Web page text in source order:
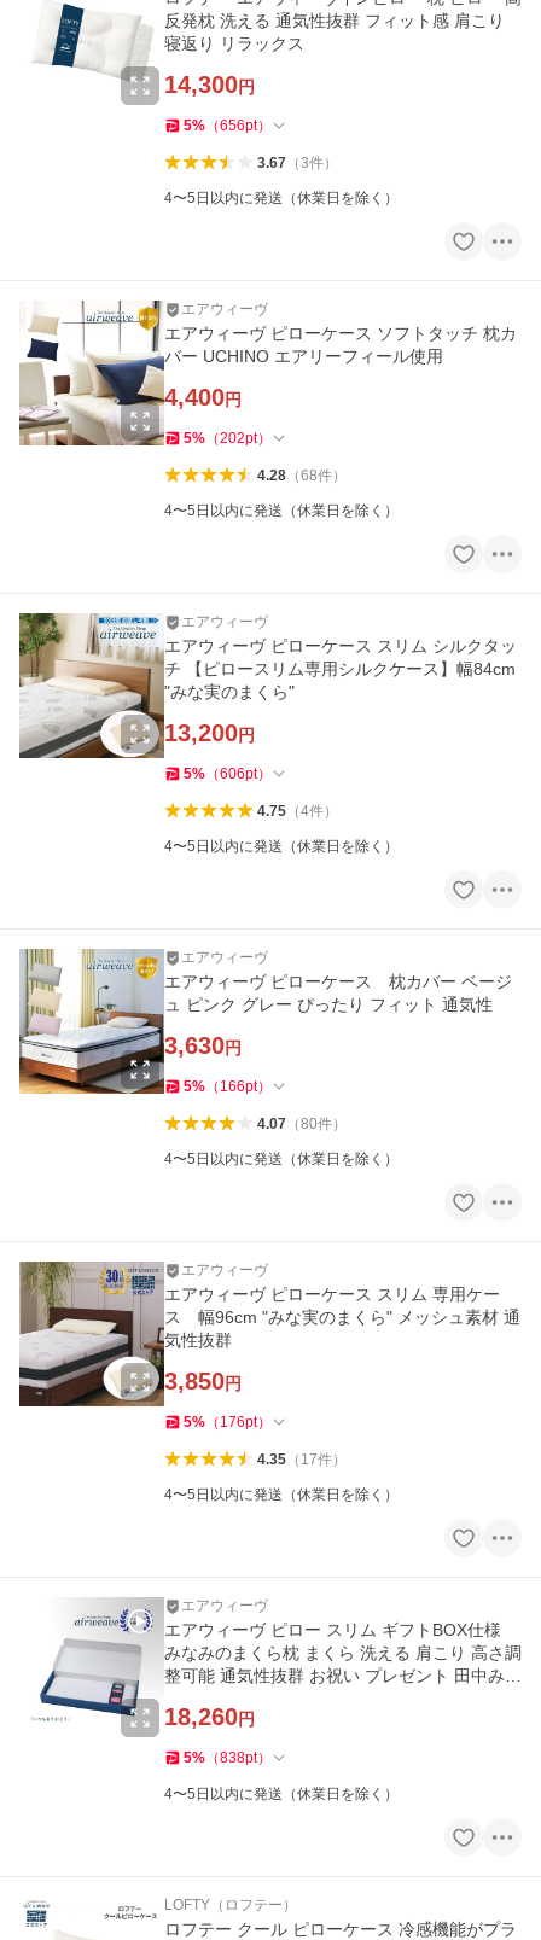
反発枕 洗える 通気性抜群 フィット感 肩こり
寝返り リラックス
14,300円
5% （656pt）
3.67（3件）
4〜5日以内に発送（休業日を除く）
エアウィーヴ
エアウィーヴ ピローケース ソフトタッチ 枕カ
バー UCHINO エアリーフィール使用
4,400円
5% （202pt）
4.28（68件）
4〜5日以内に発送（休業日を除く）
エアウィーヴ
エアウィーヴ ピローケース スリム シルクタッ
チ 【ピロースリム専用シルクケース】幅84cm
"みな実のまくら"
13,200円
5% （606pt）
4.75（4件）
4〜5日以内に発送（休業日を除く）
エアウィーヴ
エアウィーヴ ピローケース 枕カバー ベージ
ュ ピンク グレー ぴったり フィット 通気性
3,630円
5% （ 166pt）
4.07（80件）
4〜5日以内に発送（休業日を除く）
エアウィーヴ
エアウィーヴ ピローケース スリム 専用ケー
ス 幅96cm "みな実のまくら" メッシュ素材 通
気性抜群
3,850円
5% （ 176pt）
4.35（ 17件）
4〜5日以内に発送（休業日を除く）
エアウィーヴ
エアウィーヴ ピロー スリム ギフトBOX仕様
みなみのまくら枕 まくら 洗える 肩こり 高さ調
整可能 通気性抜群 お祝い プレゼント 田中みな
18,260円
5% （838pt）
4〜5日以内に発送（休業日を除く）
LOFTY（ロフテー）
ロフテー クール ピローケース 冷感機能がプラ